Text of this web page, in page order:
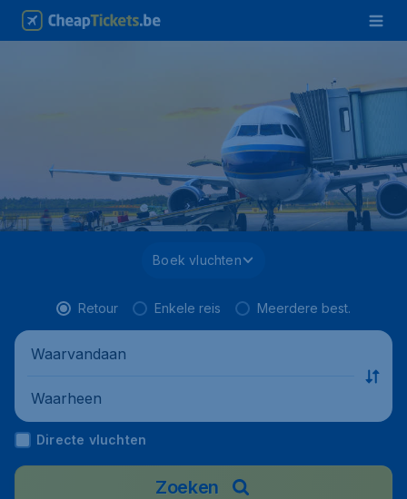
Boek vluchten
Retour Enkele reis Meerdere best.
Waarvandaan
Waarheen
Directe vluchten
Zoeken